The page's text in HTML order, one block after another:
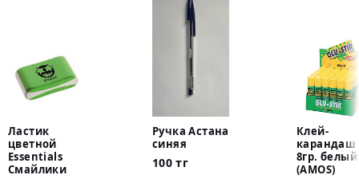
Ластик
цветной
Essentials
Смайлики
Ручка Астана
синяя
100 тг
Клей-
карандаш
8гр. белый
(AMOS)